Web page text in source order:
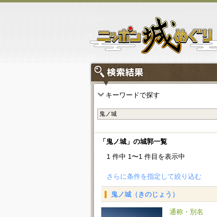
キーワードで探す
「鬼ノ城」の城郭一覧
1 件中 1〜1 件目を表示中
さらに条件を指定して絞り込む
鬼ノ城（きのじょう）
通称・別名